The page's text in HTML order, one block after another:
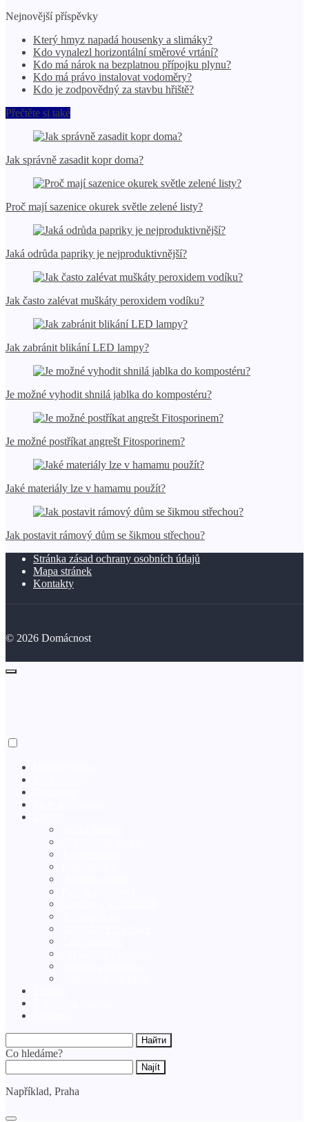
Nejnovější příspěvky
Který hmyz napadá housenky a slimáky?
Kdo vynalezl horizontální směrové vrtání?
Kdo má nárok na bezplatnou přípojku plynu?
Kdo má právo instalovat vodoměry?
Kdo je zodpovědný za stavbu hřiště?
Přečtěte si také
Jak správně zasadit kopr doma?
Proč mají sazenice okurek světle zelené listy?
Jaká odrůda papriky je nejproduktivnější?
Jak často zalévat muškáty peroxidem vodíku?
Jak zabránit blikání LED lampy?
Je možné vyhodit shnilá jablka do kompostéru?
Je možné postříkat angrešt Fitosporinem?
Jaké materiály lze v hamamu použít?
Jak postavit rámový dům se šikmou střechou?
Stránka zásad ochrany osobních údajů
Mapa stránek
Kontakty
© 2026 Domácnost
Co hledáme?
Například, Praha